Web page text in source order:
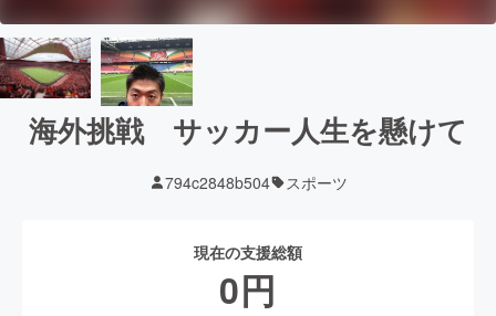
海外挑戦 サッカー人生を懸けて
794c2848b504 スポーツ
現在の支援総額
0円